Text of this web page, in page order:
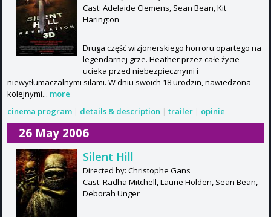
Cast: Adelaide Clemens, Sean Bean, Kit
Harington
Druga część wizjonerskiego horroru opartego na
legendarnej grze. Heather przez całe życie
ucieka przed niebezpiecznymi i
niewytłumaczalnymi siłami. W dniu swoich 18 urodzin, nawiedzona
kolejnymi... more
cinema program | details & description | trailer | opinie
26 May 2006
Silent Hill
Directed by: Christophe Gans
Cast: Radha Mitchell, Laurie Holden, Sean Bean,
Deborah Unger